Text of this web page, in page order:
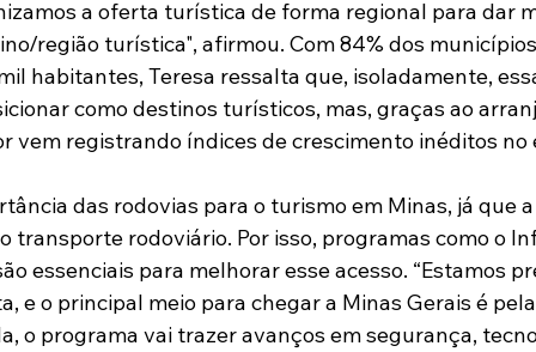
a oferta turística de forma regional para dar
região turística", afirmou. Com 84% dos
habitantes, Teresa ressalta que, isoladamente,
como destinos turísticos, mas, graças ao
vem registrando índices de crescimento inéditos no
das rodovias para o turismo em Minas, já que
transporte rodoviário. Por isso, programas como o
essenciais para melhorar esse acesso. “Estamos
e o principal meio para chegar a Minas Gerais é
o programa vai trazer avanços em segurança,